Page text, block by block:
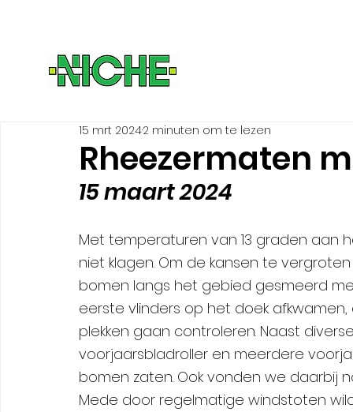
Rheezermaten
15 mrt 20242 minuten om te lezen
15 maart 2024
Met temperaturen van 13 graden aan
niet klagen. Om de kansen te
bomen langs het gebied gesmeerd
eerste vlinders op het doek
plekken gaan controleren. Naast
voorjaarsbladroller en meerdere
bomen zaten. Ook vonden we daarbij
Mede door regelmatige windstoten